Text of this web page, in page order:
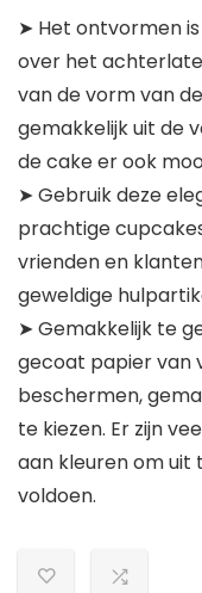
➤ Het ontvormen
over het
van de vorm van
gemakkelijk uit de
de cake er ook
➤ Gebruik deze
prachtige
vrienden en
geweldige
➤ Gemakkelijk te
gecoat papier van
beschermen,
te kiezen. Er zijn
aan kleuren om uit
voldoen.